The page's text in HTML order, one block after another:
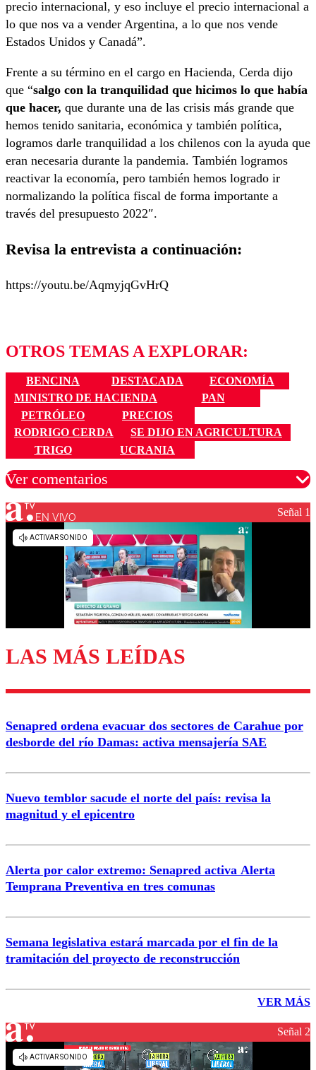
precio internacional, y eso incluye el precio internacional a
lo que nos va a vender Argentina, a lo que nos vende
Estados Unidos y Canadá”.
Frente a su término en el cargo en Hacienda, Cerda dijo
que “salgo con la tranquilidad que hicimos lo que había
que hacer, que durante una de las crisis más grande que
hemos tenido sanitaria, económica y también política,
logramos darle tranquilidad a los chilenos con la ayuda que
eran necesaria durante la pandemia. También logramos
reactivar la economía, pero también hemos logrado ir
normalizando la política fiscal de forma importante a
través del presupuesto 2022″.
Revisa la entrevista a continuación:
https://youtu.be/AqmyjqGvHrQ
OTROS TEMAS A EXPLORAR:
BENCINA DESTACADA
ECONOMÍA
MINISTRO DE HACIENDA
PAN
PETRÓLEO
PRECIOS
RODRIGO CERDA
SE DIJO EN AGRICULTURA
TRIGO
UCRANIA
Ver comentarios
Los comentarios son moderados para garantizar un
diálogo respetuoso.
Enviar comentario
EN VIVO Señal 1
LAS MÁS LEÍDAS
Senapred ordena evacuar dos sectores de Carahue por
desborde del río Damas: activa mensajería SAE
Nuevo temblor sacude el norte del país: revisa la
magnitud y el epicentro
Alerta por calor extremo: Senapred activa Alerta
Temprana Preventiva en tres comunas
Semana legislativa estará marcada por el fin de la
tramitación del proyecto de reconstrucción
VER MÁS
Señal 2